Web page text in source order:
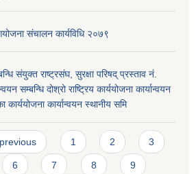
संचालन कार्यविधि २०७९
संयुक्त राष्ट्रसंघ, सुरक्षा परिषद् प्रस्ताव नं.
सम्बन्धि दोश्रो राष्ट्रिय कार्ययोजना कार्यान्वयन
कार्ययोजना कार्यान्वयन स्थानीय समि
1 2 3
6 7 8 9